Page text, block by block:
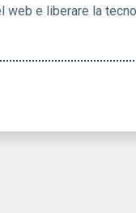
web e liberare la